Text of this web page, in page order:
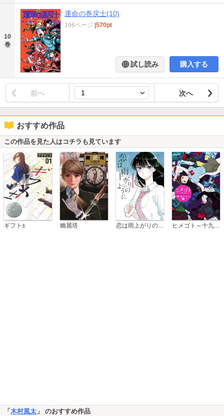
10
巻
運命の巻戻士(10)
166ページ 570pt
試し読み 購入する
前へ 次へ
おすすめ作品
この作品を見た人はコチラも見ています
ギフト± 幽麗塔 恋は雨上がりのように ヒメゴト～十九歳の制服～
「 木村風太 」 のおすすめ作品